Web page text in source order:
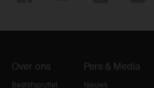
Over ons
Bedrijfsprofiel
Pers & Media
Nieuws